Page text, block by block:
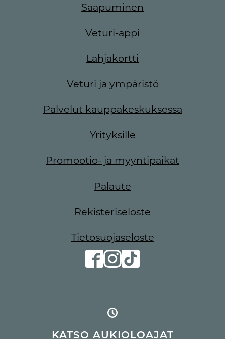
KATSO AUKIOLOAJAT
Saapuminen
Veturi-appi
Lahjakortti
Veturi ja ympäristö
Palvelut kauppakeskuksessa
Yrityksille
Promootio- ja myyntipaikat
Palaute
Rekisteriseloste
Tietosuojaseloste